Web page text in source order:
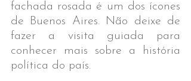
fachada rosada é um dos ícones
de Buenos Aires. Não deixe de
fazer a visita guiada para
conhecer mais sobre a história
política do país.​